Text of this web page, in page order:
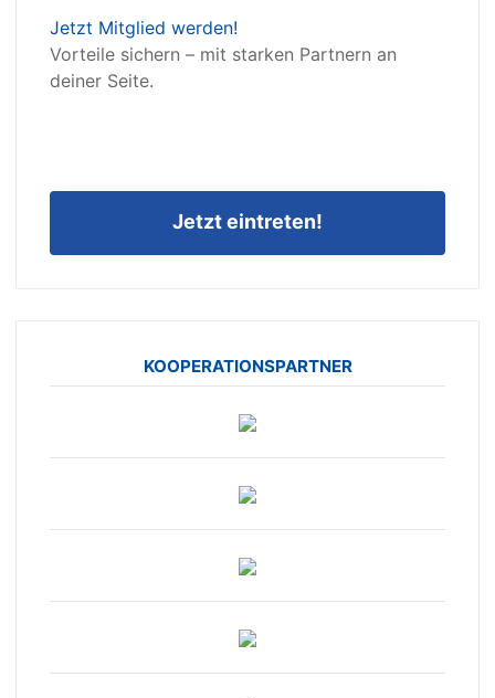
Jetzt Mitglied werden!
Vorteile sichern – mit starken Partnern an
deiner Seite.
Jetzt eintreten!
KOOPERATIONSPARTNER